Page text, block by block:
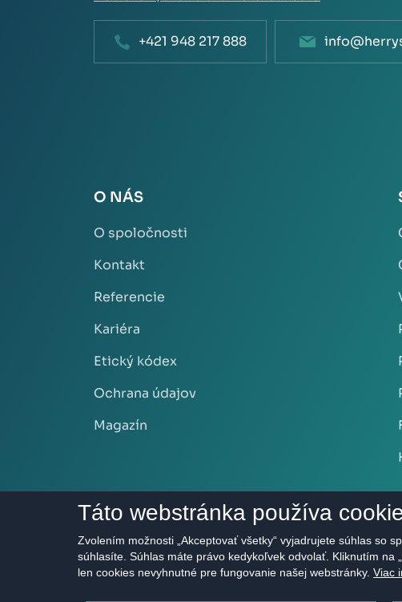
+421 948 217 888
O NÁS
O spoločnosti
Kontakt
Referencie
Kariéra
Etický kódex
Ochrana údajov
Magazín
Táto webstránka používa
Zvolením možnosti „Akceptovať všetky“ vyjadrujete súhlas so
súhlasíte. Súhlas máte právo kedykoľvek odvolať. Kliknutím
len cookies nevyhnutné pre fungovanie našej webstránky. Viac